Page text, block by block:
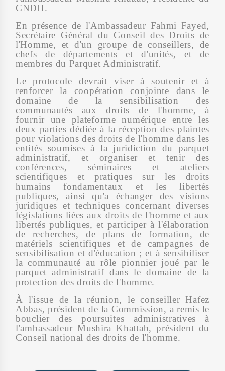
CNDH.
En présence de l'Ambassadeur Fahmi Fayed,
Secrétaire Général du Conseil des Droits de
l'Homme, et d'un groupe de conseillers, de
chefs de départements et d'unités, et de
membres du Parquet Administratif.
Le protocole devrait viser à soutenir et à
renforcer la coopération conjointe dans le
domaine de la sensibilisation des
communautés aux droits de l'homme, à
fournir une plateforme numérique entre les
deux parties dédiée à la réception des plaintes
pour violations des droits de l'homme dans les
entités soumises à la juridiction du parquet
administratif, et organiser et tenir des
conférences, séminaires et ateliers
scientifiques et pratiques sur les droits
humains fondamentaux et les libertés
publiques, ainsi qu'a échanger des visions
juridiques et techniques concernant diverses
législations liées aux droits de l'homme et aux
libertés publiques, et participer à l'élaboration
de recherches, de plans de formation, de
matériels scientifiques et de campagnes de
sensibilisation et d'éducation ; et à sensibiliser
la communauté au rôle pionnier joué par le
parquet administratif dans le domaine de la
protection des droits de l'homme.
À l'issue de la réunion, le conseiller Hafez
Abbas, président de la Commission, a remis le
bouclier des poursuites administratives à
l'ambassadeur Mushira Khattab, président du
Conseil national des droits de l'homme.